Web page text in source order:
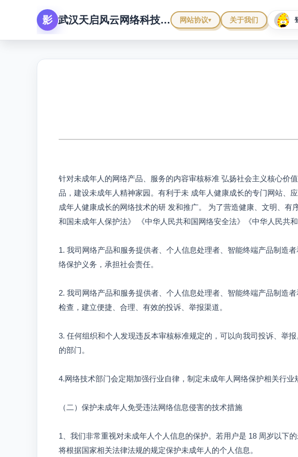
武汉天启风云网络科技有限公司 网站协议 关于我们
针对未成年人的网络产品、服务的内容审核标准 弘扬社会主义核心价
品，建设未成年人精神家园。有利于未 成年人健康成长的专门网站、
成年人健康成长的网络技术的研 发和推广。 为了营造健康、文明、
和国未成年人保护法》 《中华人民共和国网络安全法》《中华人民共
1. 我司网络产品和服务提供者、个人信息处理者、智能终端产品制造
络保护义务，承担社会责任。
2. 我司网络产品和服务提供者、个人信息处理者、智能终端产品制造
检查，建立便捷、合理、有效的投诉、举报渠道。
3. 任何组织和个人发现违反本审核标准规定的，可以向我司投诉、举
的部门。
4.网络技术部门会定期加强行业自律，制定未成年人网络保护相关行
（二）保护未成年人免受违法网络信息侵害的技术措施
1、我们非常重视对未成年人个人信息的保护。若用户是 18 周岁以下
将根据国家相关法律法规的规定保护未成年人的个人信息。